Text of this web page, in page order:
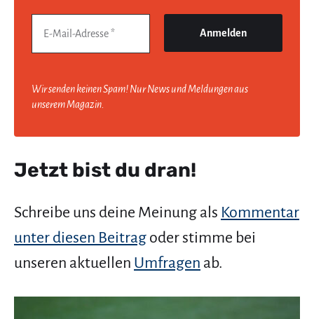
Wir senden keinen Spam! Nur News und Meldungen aus
unserem Magazin.
Jetzt bist du dran!
Schreibe uns deine Meinung als Kommentar
unter diesen Beitrag oder stimme bei
unseren aktuellen Umfragen ab.